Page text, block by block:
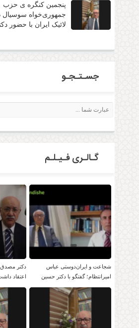
پنجمین کنگره ی حزب
جمهوری‌خواه سوسیال
لائیک ایران با حضور
جسـتـجـو
گـالـری فـیـلـم
شجاعت و ایران‌دوستی عباس
امیرانتظام؛ گفتگو با دکتر حسین
موسویان
دکتر مصدق
اعتقاد
امور داخلی